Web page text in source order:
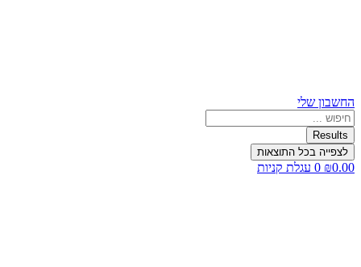
החשבון שלי
Search
...
Results
לצפייה בכל התוצאות
₪0.00
0 עגלת קניות